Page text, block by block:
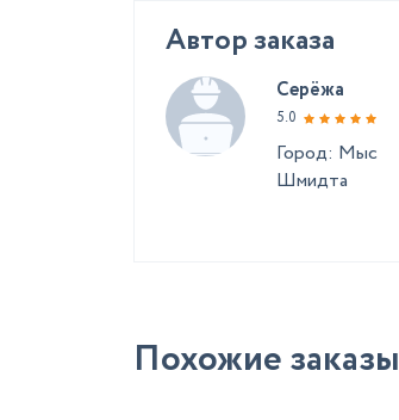
Автор заказа
Серёжа
5.0
Город: Мыс
Шмидта
Похожие заказы